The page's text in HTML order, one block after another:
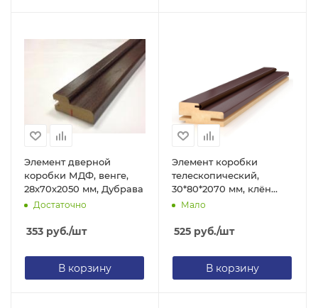
Элемент дверной
коробки МДФ, венге,
28х70х2050 мм, Дубрава
Достаточно
353 руб./шт
В корзину
Элемент коробки
телескопический,
30*80*2070 мм, клён
марроне, с
Мало
525 руб./шт
В корзину